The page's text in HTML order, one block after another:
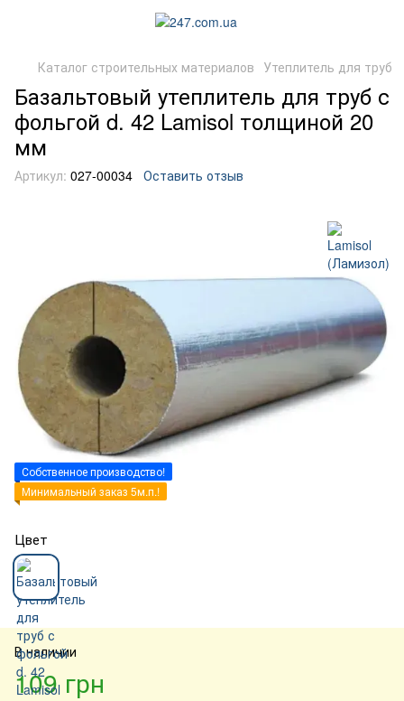
Каталог строительных материалов Утеплитель для труб
Базальтовый утеплитель для труб с
фольгой d. 42 Lamisol толщиной 20
мм
Артикул: 027-00034 Оставить отзыв
Собственное производство!
Минимальный заказ 5м.п.!
Цвет
В наличии
109 грн